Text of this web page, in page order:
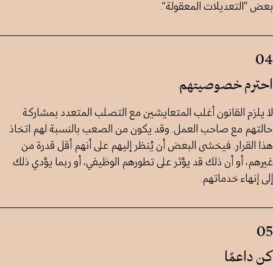
بعض “التعديلات المعقولة”.
04
احترم خصوصيتهم
لا يلزم القانون أغلب المتعايشين مع التصلب المتعدد بمشاركة
حالتهم مع صاحب العمل. وقد يكون من الصعب بالنسبة لهم اتخاذ
هذا القرار. فيخشى البعض أن يُنظر إليهم على أنهم أقل قدرة من
غيرهم، أو أن ذلك قد يؤثر على تطورهم الوظيفي، أو ربما يؤدي ذلك
إلى إنهاء خدماتهم.
05
كن داعمًا